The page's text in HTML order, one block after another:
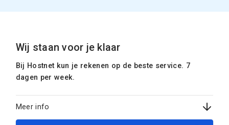
Wij staan voor je klaar
Bij Hostnet kun je rekenen op de beste service. 7
dagen per week.
Meer info